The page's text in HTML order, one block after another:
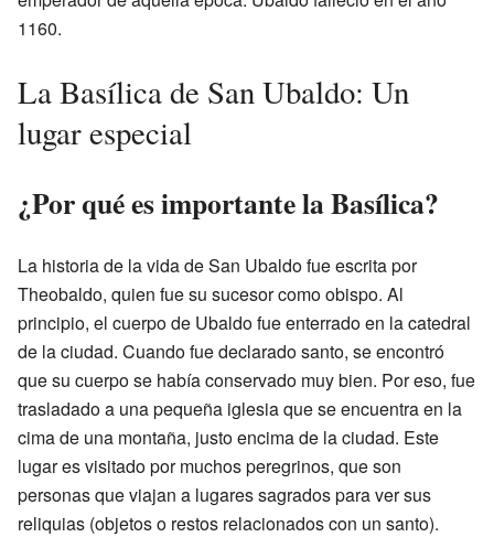
1160.
La Basílica de San Ubaldo: Un
lugar especial
¿Por qué es importante la Basílica?
La historia de la vida de San Ubaldo fue escrita por
Theobaldo, quien fue su sucesor como obispo. Al
principio, el cuerpo de Ubaldo fue enterrado en la catedral
de la ciudad. Cuando fue declarado santo, se encontró
que su cuerpo se había conservado muy bien. Por eso, fue
trasladado a una pequeña iglesia que se encuentra en la
cima de una montaña, justo encima de la ciudad. Este
lugar es visitado por muchos peregrinos, que son
personas que viajan a lugares sagrados para ver sus
reliquias (objetos o restos relacionados con un santo).